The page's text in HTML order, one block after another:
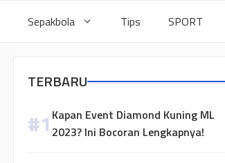
Sepakbola Tips SPORT
TERBARU
Kapan Event Diamond Kuning ML
2023? Ini Bocoran Lengkapnya!